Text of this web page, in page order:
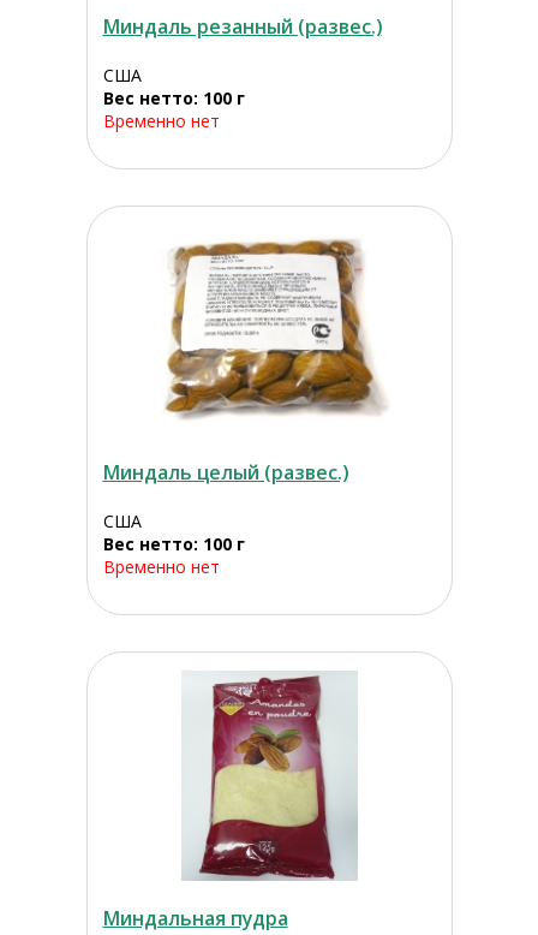
Миндаль резанный (развес.)
США
Вес нетто: 100 г
Временно нет
Миндаль целый (развес.)
США
Вес нетто: 100 г
Временно нет
Миндальная пудра